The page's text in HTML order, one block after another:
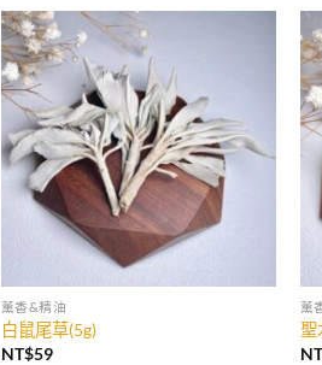
薰香&精油
白鼠尾草(5g)
NT$59
薰
聖